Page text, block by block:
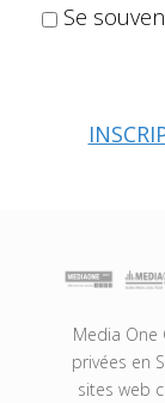
Se
Media
privées en
sites web